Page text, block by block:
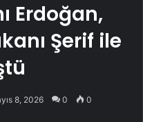
Erdoğan,
Şerif ile
8, 2026 0 0